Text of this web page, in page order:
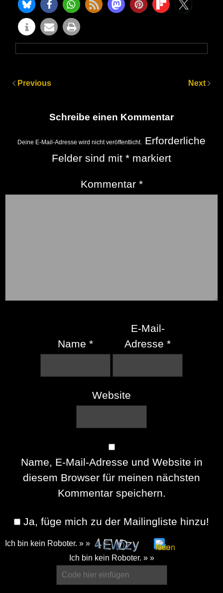
Previous Next
Schreibe einen Kommentar
Deine E-Mail-Adresse wird nicht veröffentlicht. Erforderliche
Felder sind mit * markiert
Kommentar *
Name *
E-Mail-
Adresse*
Website
Name, E-Mail-Adresse und Website in
diesem Browser für meinen nächsten
Kommentar speichern.
Ja, füge mich zu der Mailingliste hinzu!
Ich bin kein Roboter. » »
Ich bin kein Roboter. » »